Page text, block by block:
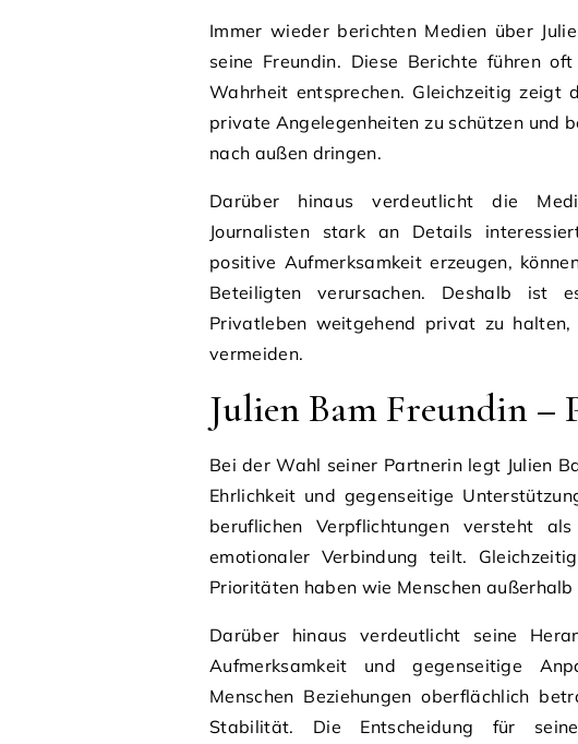
Immer wieder berichten Medien über
seine Freundin. Diese Berichte führen
Wahrheit entsprechen. Gleichzeitig zeigt
private Angelegenheiten zu schützen und
nach außen dringen.
Darüber hinaus verdeutlicht die
Journalisten stark an Details
positive Aufmerksamkeit erzeugen,
Beteiligten verursachen. Deshalb ist
Privatleben weitgehend privat zu
vermeiden.
Julien Bam Freundin –
Bei der Wahl seiner Partnerin legt Julien
Ehrlichkeit und gegenseitige
beruflichen Verpflichtungen versteht
emotionaler Verbindung teilt.
Prioritäten haben wie Menschen außerhalb
Darüber hinaus verdeutlicht seine
Aufmerksamkeit und gegenseitige
Menschen Beziehungen oberflächlich
Stabilität. Die Entscheidung für